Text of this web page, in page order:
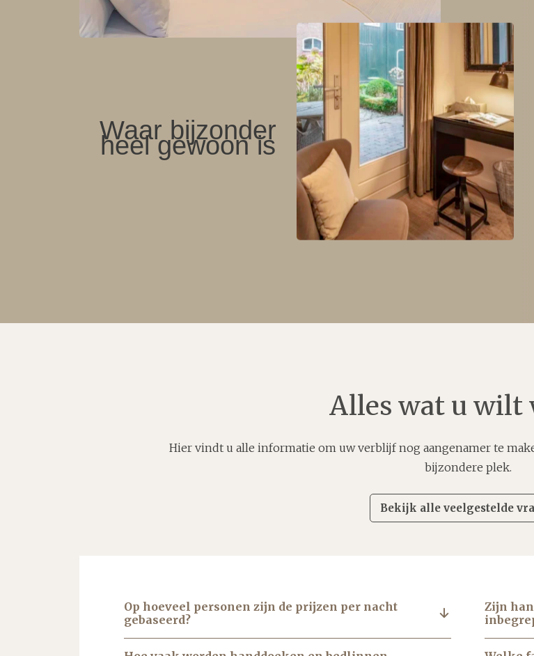
Waar bijzonder
heel gewoon is
Alles wat u wilt
Hier vindt u alle informatie om uw verblijf nog aangenamer te
bijzondere plek.
Bekijk alle veelgestelde
Op hoeveel personen zijn de prijzen per nacht
gebaseerd?
Zijn